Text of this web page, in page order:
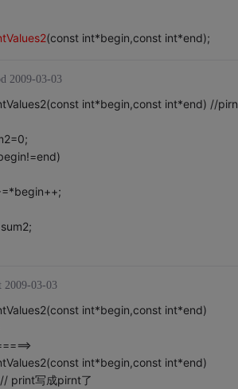
(const int*begin,const int*end);
2009-03-03
int*begin,const int*end) //
2009-03-03
int*begin,const int*end)
int*begin,const int*end)
print写成pirnt了